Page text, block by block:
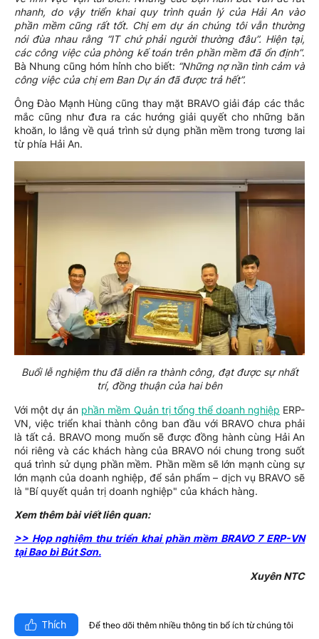
nhanh, do vậy triển khai quy trình quản lý của Hải An vào
phần mềm cũng rất tốt. Chị em dự án chúng tôi vẫn thường
nói đùa nhau rằng “IT chứ phải người thường đâu”. Hiện tại,
các công việc của phòng kế toán trên phần mềm đã ổn định”.
Bà Nhung cũng hóm hỉnh cho biết: “Những nợ nần tình cảm và
công việc của chị em Ban Dự án đã được trả hết”.
Ông Đào Mạnh Hùng cũng thay mặt BRAVO giải đáp các thắc
mắc cũng như đưa ra các hướng giải quyết cho những băn
khoăn, lo lắng về quá trình sử dụng phần mềm trong tương lai
từ phía Hải An.
Buổi lễ nghiệm thu đã diễn ra thành công, đạt được sự nhất
trí, đồng thuận của hai bên
Với một dự án phần mềm Quản trị tổng thể doanh nghiệp ERP-
VN, việc triển khai thành công ban đầu với BRAVO chưa phải
là tất cả. BRAVO mong muốn sẽ được đồng hành cùng Hải An
nói riêng và các khách hàng của BRAVO nói chung trong suốt
quá trình sử dụng phần mềm. Phần mềm sẽ lớn mạnh cùng sự
lớn mạnh của doanh nghiệp, để sản phẩm – dịch vụ BRAVO sẽ
là "Bí quyết quản trị doanh nghiệp" của khách hàng.
Xem thêm bài viết liên quan:
>> Họp nghiệm thu triển khai phần mềm BRAVO 7 ERP-VN
tại Bao bì Bút Sơn.
Xuyên NTC
Thích Để theo dõi thêm nhiều thông tin bổ ích từ chúng tôi​